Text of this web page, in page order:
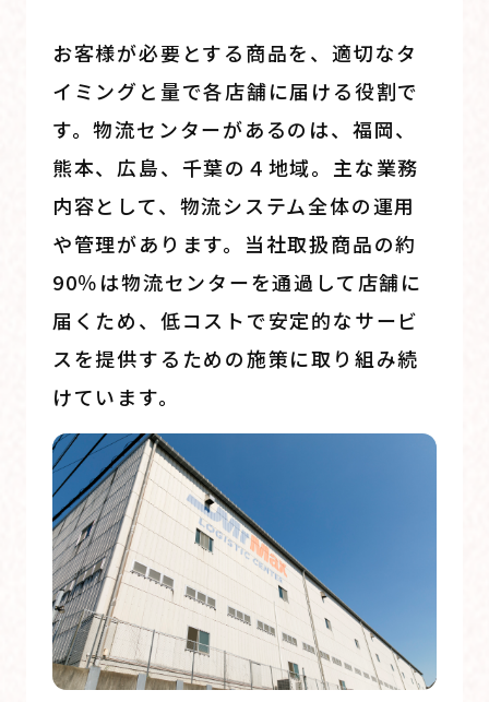
お客様が必要とする商品を、適切なタ
イミングと量で各店舗に届ける役割で
す。物流センターがあるのは、福岡、
熊本、広島、千葉の４地域。主な業務
内容として、物流システム全体の運用
や管理があります。当社取扱商品の約
90％は物流センターを通過して店舗に
届くため、低コストで安定的なサービ
スを提供するための施策に取り組み続
けています。